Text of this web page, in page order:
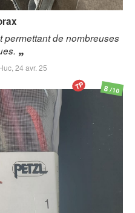
permettant de nombreuses
24 avr. 25
8/10
TP